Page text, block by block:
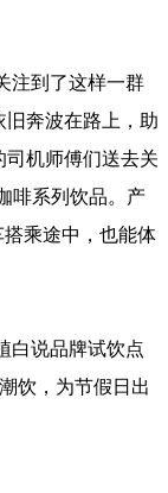
到了这样一群
旧奔波在路上，助
司机师傅们送去关
啡系列饮品。产
乘途中，也能体
说品牌试饮点
饮，为节假日出